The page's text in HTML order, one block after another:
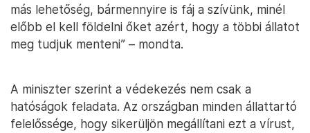
más lehetőség, bármennyire is fáj a szívünk, minél
előbb el kell földelni őket azért, hogy a többi állatot
meg tudjuk menteni” – mondta.
A miniszter szerint a védekezés nem csak a
hatóságok feladata. Az országban minden állattartó
felelőssége, hogy sikerüljön megállítani ezt a vírust,